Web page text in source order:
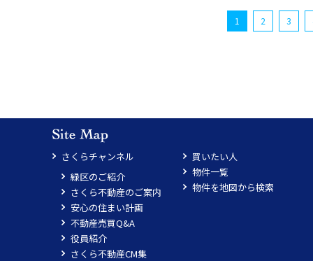
1 2 3
さくらチャンネル
緑区のご紹介
さくら不動産のご案内
安心の住まい計画
不動産売買Q&A
役員紹介
さくら不動産CM集
買いたい人
物件一覧
物件を地図から検索